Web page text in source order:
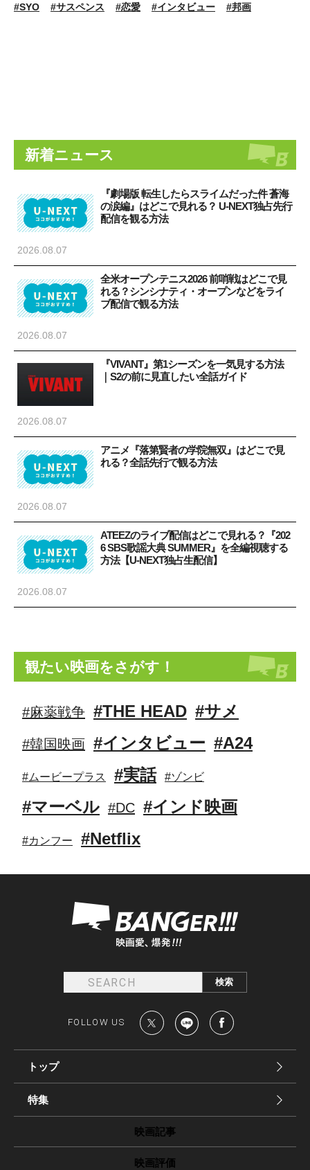
#SYO #サスペンス #恋愛 #インタビュー #邦画
新着ニュース
『劇場版 転生したらスライムだった件 蒼海
の涙編』はどこで見れる？ U-NEXT独占先行
配信を観る方法
2026.08.07
全米オープンテニス2026 前哨戦はどこで見
れる？シンシナティ・オープンなどをライ
ブ配信で観る方法
2026.08.07
『VIVANT』第1シーズンを一気見する方法
｜S2の前に見直したい全話ガイド
2026.08.07
アニメ『落第賢者の学院無双』はどこで見
れる？全話先行で観る方法
2026.08.07
ATEEZのライブ配信はどこで見れる？『202
6 SBS歌謡大典 SUMMER』を全編視聴する
方法【U-NEXT独占生配信】
2026.08.07
観たい映画をさがす！
#麻薬戦争 #THE HEAD #サメ
#韓国映画 #インタビュー #A24
#ムービープラス #実話 #ゾンビ
#マーベル #DC #インド映画
#カンフー #Netflix
FOLLOW US
トップ
特集
映画記事
映画評価